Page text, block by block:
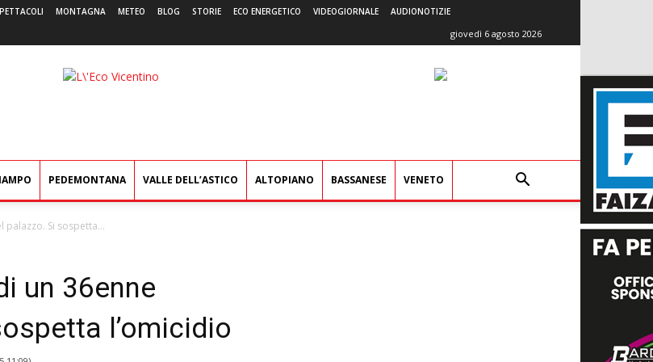
MONTAGNA METEO BLOG STORIE ECO ENERGETICO VIDEOGIORNALE AUDIONOTIZIE
giovedì 6 agosto 2026
L'Eco
PEDEMONTANA VALLE DELL’ASTICO ALTOPIANO BASSANESE VENETO
palazzo. Si sospetta...
un 36enne
l’omicidio